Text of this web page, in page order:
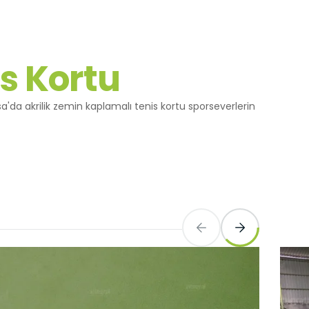
Kortu
akrilik zemin kaplamalı tenis kortu sporseverlerin
önünde
size